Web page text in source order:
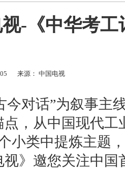
-《中华考
来源： 中国电视
对话”为叙事主
点，从中国现代工
小类中提炼主题
视》邀您关注中